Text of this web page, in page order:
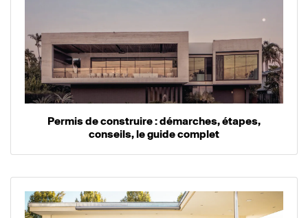
Permis de construire : démarches, étapes,
conseils, le guide complet